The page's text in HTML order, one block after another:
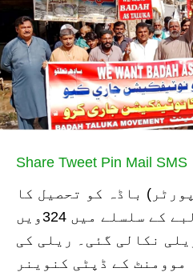
Share Tweet Pin Mail SMS
باڈہ کو تحصیل کا
درجہ دلوانے کے مطالبے کے سلسلے میں 324ویں
نکالی گئی۔ ریلی کی
موومنٹ کے ڈپٹی کنوینر